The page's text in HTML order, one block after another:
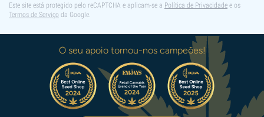
Este site está protegido pelo reCAPTCHA e aplicam-se a Política de Privacidade e os
Termos de Serviço da Google.
O seu apoio tornou-nos campeões!